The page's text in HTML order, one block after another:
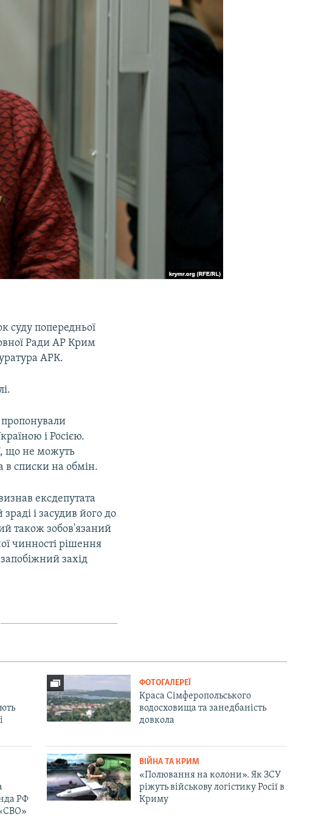
суду попередньої
Ради АР Крим
АРК.
і Росією.
, що не можуть
в списки на обмін.
ексдепутата
і засудив його до
також зобов'язаний
чинності рішення
захід
ФОТОГАЛЕРЕЇ
Краса Сімферопольського
водосховища та занедбаність
довкола
РФ
ВІЙНА ТА КРИМ
«Полювання на колони». Як ЗСУ
ріжуть військову логістику Росії в
Криму